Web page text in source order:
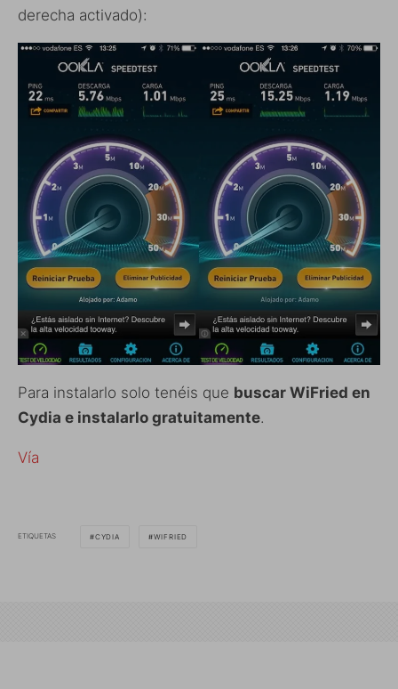
derecha activado):
Para instalarlo solo tenéis que buscar WiFried en
Cydia e instalarlo gratuitamente.
Vía
ETIQUETAS CYDIA WIFRIED